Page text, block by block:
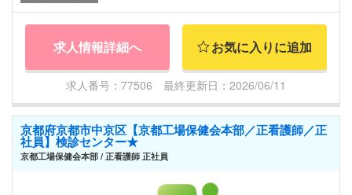
求人情報詳細へ お気に入りに追加
求人番号：77506 最終更新日：2026/06/11
京都府京都市中京区【京都工場保健会本部／正看護師／正
社員】検診センター★
京都工場保健会本部 / 正看護師 正社員